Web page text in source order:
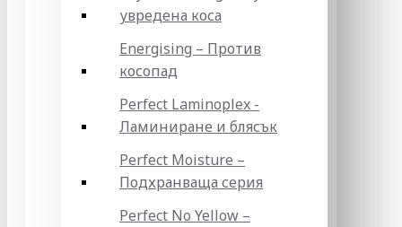
увредена коса
Energising – Против
косопад
Perfect Laminoplex -
Ламиниране и блясък
Perfect Moisture –
Подхранваща серия
Perfect No Yellow –